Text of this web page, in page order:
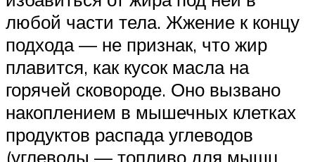
любой части тела. Жжение к концу
подхода — не признак, что жир
плавится, как кусок масла на
горячей сковороде. Оно вызвано
накоплением в мышечных клетках
продуктов распада углеводов
(углеводы — топливо для мышц